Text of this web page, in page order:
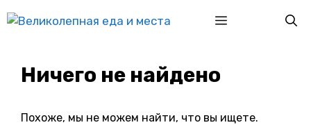
Меню
Ничего не найдено
Похоже, мы не можем найти, что вы ищете.